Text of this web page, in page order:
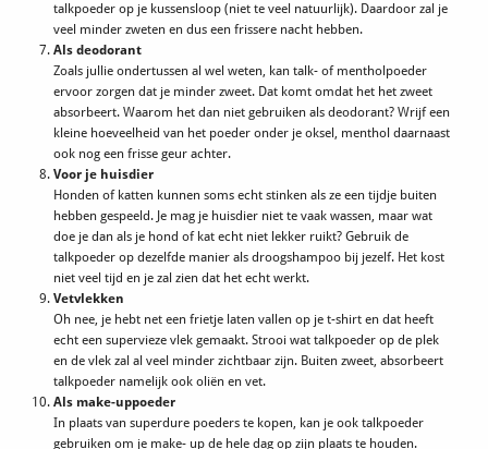
talkpoeder op je kussensloop (niet te veel natuurlijk). Daardoor zal je
veel minder zweten en dus een frissere nacht hebben.
Als deodorant
Zoals jullie ondertussen al wel weten, kan talk- of mentholpoeder
ervoor zorgen dat je minder zweet. Dat komt omdat het het zweet
absorbeert. Waarom het dan niet gebruiken als deodorant? Wrijf een
kleine hoeveelheid van het poeder onder je oksel, menthol daarnaast
ook nog een frisse geur achter.
Voor je huisdier
Honden of katten kunnen soms echt stinken als ze een tijdje buiten
hebben gespeeld. Je mag je huisdier niet te vaak wassen, maar wat
doe je dan als je hond of kat echt niet lekker ruikt? Gebruik de
talkpoeder op dezelfde manier als droogshampoo bij jezelf. Het kost
niet veel tijd en je zal zien dat het echt werkt.
Vetvlekken
Oh nee, je hebt net een frietje laten vallen op je t-shirt en dat heeft
echt een supervieze vlek gemaakt. Strooi wat talkpoeder op de plek
en de vlek zal al veel minder zichtbaar zijn. Buiten zweet, absorbeert
talkpoeder namelijk ook oliën en vet.
Als make-uppoeder
In plaats van superdure poeders te kopen, kan je ook talkpoeder
gebruiken om je make- up de hele dag op zijn plaats te houden.